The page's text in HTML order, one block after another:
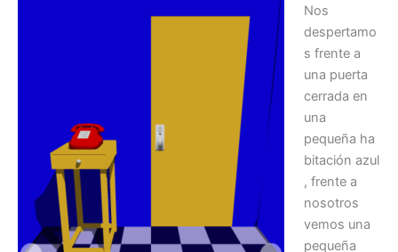
Nos
despertamo
s frente a
una puerta
cerrada en
una
pequeña ha
bitación azul
, frente a
nosotros
vemos una
pequeña